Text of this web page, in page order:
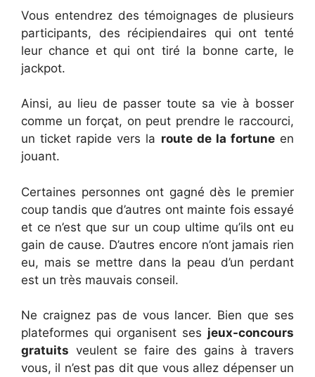
Vous entendrez des témoignages de plusieurs
participants, des récipiendaires qui ont tenté
leur chance et qui ont tiré la bonne carte, le
jackpot.
Ainsi, au lieu de passer toute sa vie à bosser
comme un forçat, on peut prendre le raccourci,
un ticket rapide vers la route de la fortuneen
jouant.
Certaines personnes ont gagné dès le premier
coup tandis que d’autres ont mainte fois essayé
et ce n’est que sur un coup ultime qu’ils ont eu
gain de cause. D’autres encore n’ont jamais rien
eu, mais se mettre dans la peau d’un perdant
est un très mauvais conseil.
Ne craignez pas de vous lancer. Bien que ses
plateformes qui organisent ses jeux-concours
gratuits veulent se faire des gains à travers
vous, il n’est pas dit que vous allez dépenser un